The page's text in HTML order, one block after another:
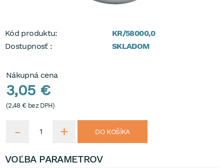
Kód produktu:
KR/58000,0
Dostupnosť :
SKLADOM
Nákupná cena
3,05 €
(2,48 €bez DPH)
DO KOŠÍKA
VOĽBA PARAMETROV